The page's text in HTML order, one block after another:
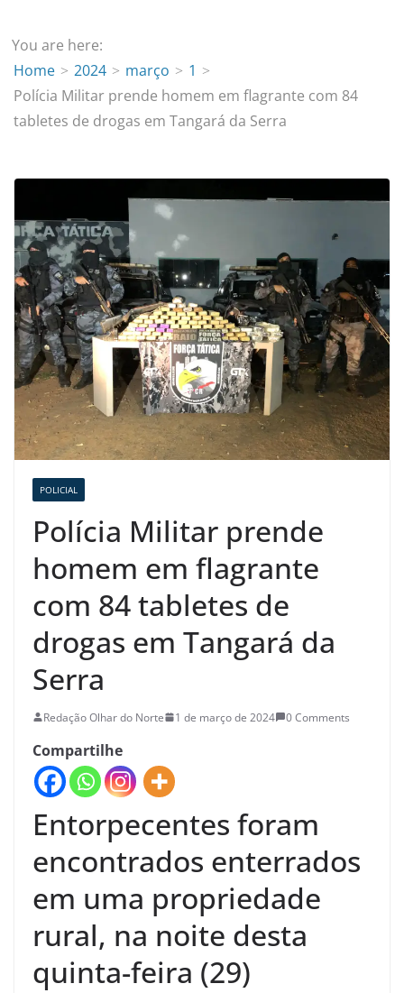
You are here:
Home
2024 março
1
Polícia Militar prende homem em flagrante com 84
tabletes de drogas em Tangará da Serra
POLICIAL
Polícia Militar prende
homem em flagrante
com 84 tabletes de
drogas em Tangará da
Serra
Redação Olhar do Norte 1 de março de 2024 0 Comments
Compartilhe
Entorpecentes foram
encontrados enterrados
em uma propriedade
rural, na noite desta
quinta-feira (29)